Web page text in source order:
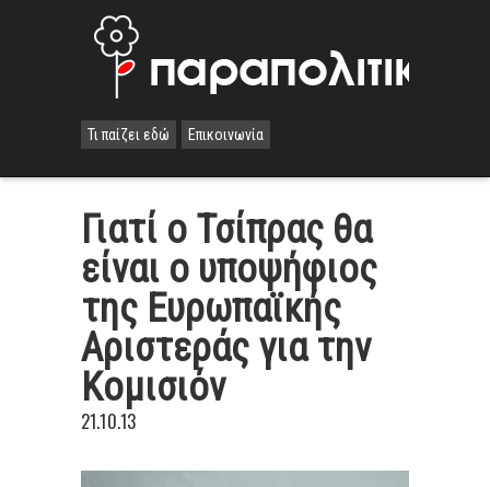
Τι παίζει εδώ Επικοινωνία
Γιατί ο Τσίπρας θα
είναι ο υποψήφιος
της Ευρωπαϊκής
Αριστεράς για την
Κομισιόν
21.10.13